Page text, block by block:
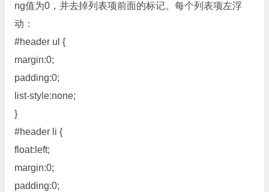
ng值为0，并去掉列表项前面的标记。每个列表项左浮
动：
#header ul {
margin:0;
padding:0;
list-style:none;
}
#header li {
float:left;
margin:0;
padding:0;